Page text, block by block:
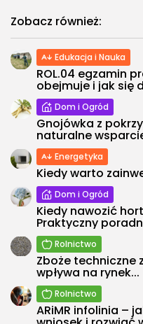
Zobacz również:
Edukacja i Nauka
ROL.04 egzamin
obejmuje i jak się
Dom i Ogród
Gnojówka z
naturalne
Energetyka
Kiedy warto
Dom i Ogród
Kiedy nawozić
Praktyczny
Rolnictwo
Zboże techniczne
wpływa na rynek...
Rolnictwo
ARiMR infolinia –